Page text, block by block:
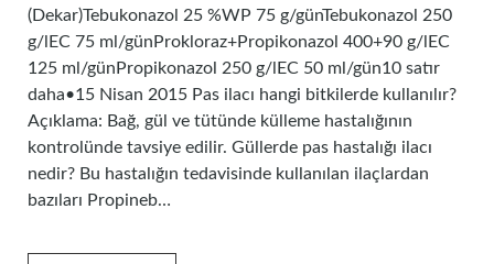
(Dekar)Tebukonazol 25 %WP 75 g/günTebukonazol 250
g/lEC 75 ml/günProkloraz+Propikonazol 400+90 g/lEC
125 ml/günPropikonazol 250 g/lEC 50 ml/gün10 satır
daha•15 Nisan 2015 Pas ilacı hangi bitkilerde kullanılır?
Açıklama: Bağ, gül ve tütünde külleme hastalığının
kontrolünde tavsiye edilir. Güllerde pas hastalığı ilacı
nedir? Bu hastalığın tedavisinde kullanılan ilaçlardan
bazıları Propineb…